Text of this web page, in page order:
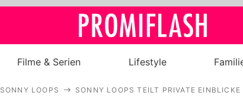
Royals
Filme & Serien Lifestyle
SONNY LOOPS SONNY LOOPS TEILT PRIVATE